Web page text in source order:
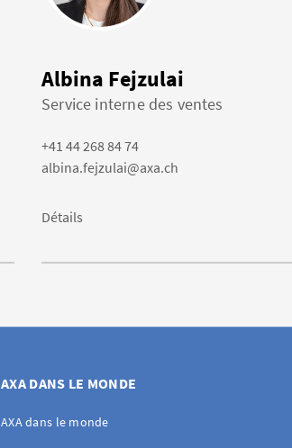
Albina Fejzulai
Service interne des ventes
+41 44 268 84 74
albina.fejzulai@axa.ch
Détails
AXA DANS LE MONDE
AXA dans le monde